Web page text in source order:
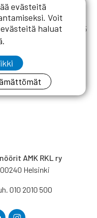
kpaivat
045
AMK RKL ry
Helsinki
010 2010 500
evästeitä
Voit
haluat